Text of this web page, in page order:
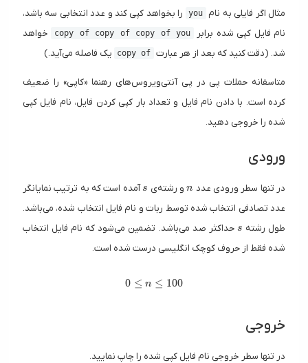
مثال اگر فایلی به نام
you
را بخواهد کپی کند و عدد انتخابی سه باشد،
نام فایل کپی شده برابر
copy of copy of copy of you
خواهد
شد. (دقت کنید که بعد از هر عبارت copy of یک فاصله‌ می‌آید.)
متاسفانه حملات پی در پی آنتی‌ویروس‌های رهنما «کاپی» را ضعیف
کرده است. با دادن نام فایل و تعداد بار کپی کردن فایل، نام فایل کپی
شده را خروجی دهید.
ورودی
در تنها سطر ورودی عدد
n
nو رشته‌ی s آمده است که به ترتیب نمایانگر
عدد تصادفی انتخاب شده توسط ربات و نام فایل انتخاب شده، می‌باشد.
طول رشته s
s حداکثر صد می‌باشد. تضمین می‌شود که نام فایل انتخاب
شده فقط از حروف کوچک انگلیسی درست شده است.
0 \le n \le 100
0 ≤ n ≤ 100
خروجی
در تنها سطر خروجی نام فایل کپی شده را چاپ نمایید.